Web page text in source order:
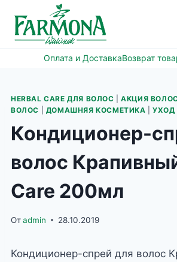
содержимому
Оплата и ДоставкаВозврат
HERBAL CARE ДЛЯ ВОЛОС |АКЦИЯ
ВОЛОС
ДОМАШНЯЯ КОСМЕТИКА |УХОД
Кондиционер-
волос
Care 200мл
Отadmin 28.10.2019
Кондиционер-спрей для волос